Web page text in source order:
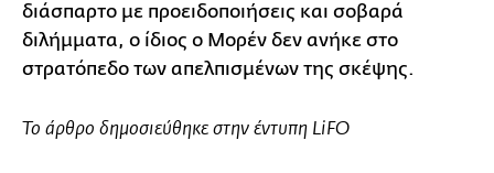
διάσπαρτο με προειδοποιήσεις και σοβαρά
διλήμματα, ο ίδιος ο Μορέν δεν ανήκε στο
στρατόπεδο των απελπισμένων της σκέψης.
Το άρθρο δημοσιεύθηκε στην έντυπη LiFO